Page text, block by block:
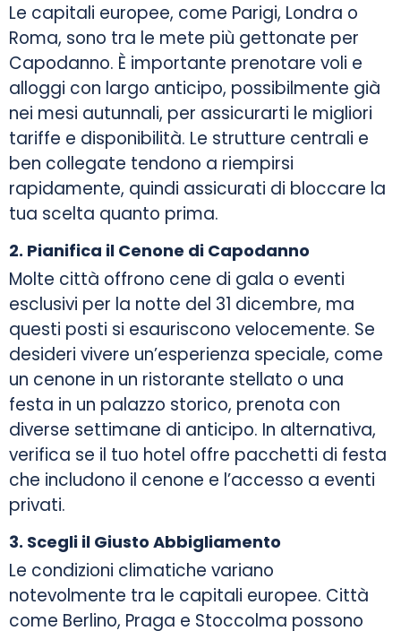
Le capitali europee, come Parigi, Londra o
Roma, sono tra le mete più gettonate per
Capodanno. È importante prenotare voli e
alloggi con largo anticipo, possibilmente già
nei mesi autunnali, per assicurarti le migliori
tariffe e disponibilità. Le strutture centrali e
ben collegate tendono a riempirsi
rapidamente, quindi assicurati di bloccare la
tua scelta quanto prima.
2. Pianifica il Cenone di Capodanno
Molte città offrono cene di gala o eventi
esclusivi per la notte del 31 dicembre, ma
questi posti si esauriscono velocemente. Se
desideri vivere un’esperienza speciale, come
un cenone in un ristorante stellato o una
festa in un palazzo storico, prenota con
diverse settimane di anticipo. In alternativa,
verifica se il tuo hotel offre pacchetti di festa
che includono il cenone e l’accesso a eventi
privati.
3. Scegli il Giusto Abbigliamento
Le condizioni climatiche variano
notevolmente tra le capitali europee. Città
come Berlino, Praga e Stoccolma possono